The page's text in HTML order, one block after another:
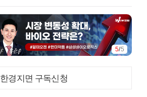
5/5
한경지면 구독신청